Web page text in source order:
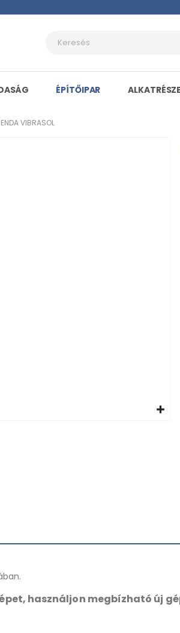
ÉPÍTŐIPAR
VIBRASOL
használjon megbízható új